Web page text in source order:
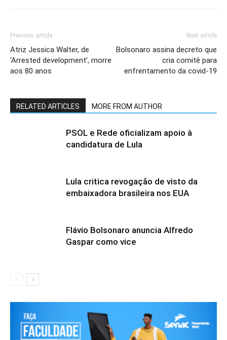
Previous article
Atriz Jessica Walter, de
‘Arrested development’, morre
aos 80 anos
Next article
Bolsonaro assina decreto que
cria comitê para
enfrentamento da covid-19
RELATED ARTICLES MORE FROM AUTHOR
PSOL e Rede oficializam apoio à
candidatura de Lula
Lula critica revogação de visto da
embaixadora brasileira nos EUA
Flávio Bolsonaro anuncia Alfredo
Gaspar como vice